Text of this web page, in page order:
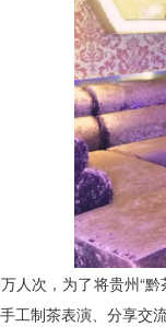
人次，为了将贵州“
工制茶表演、分享